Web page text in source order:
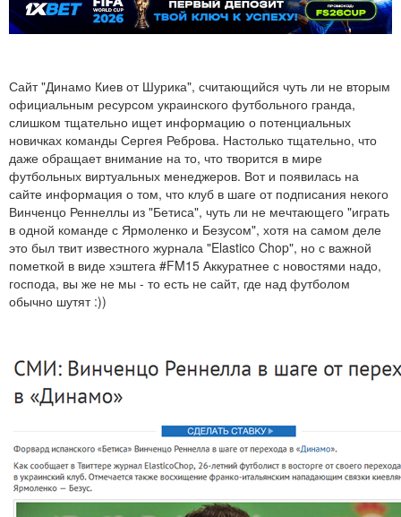
Сайт "Динамо Киев от Шурика", считающийся чуть ли не вторым
официальным ресурсом украинского футбольного гранда,
слишком тщательно ищет информацию о потенциальных
новичках команды Сергея Реброва. Настолько тщательно, что
даже обращает внимание на то, что творится в мире
футбольных виртуальных менеджеров. Вот и появилась на
сайте информация о том, что клуб в шаге от подписания некого
Винченцо Реннеллы из "Бетиса", чуть ли не мечтающего "играть
в одной команде с Ярмоленко и Безусом", хотя на самом деле
это был твит известного журнала "Elastico Chop", но с важной
пометкой в виде хэштега #FM15 Аккуратнее с новостями надо,
господа, вы же не мы - то есть не сайт, где над футболом
обычно шутят :))